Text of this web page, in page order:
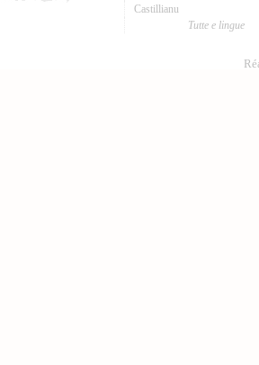
Castillianu
Tutte e lingue